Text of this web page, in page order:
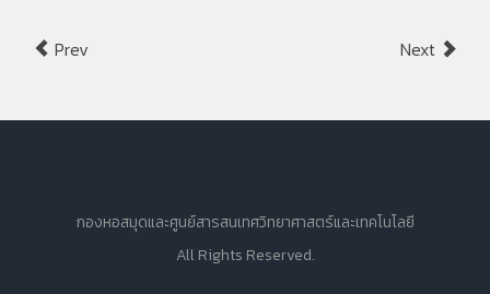
Prev Next
กองหอสมุดและศูนย์สารสนเทศวิทยาศาสตร์และเทคโนโลยี
All Rights Reserved.